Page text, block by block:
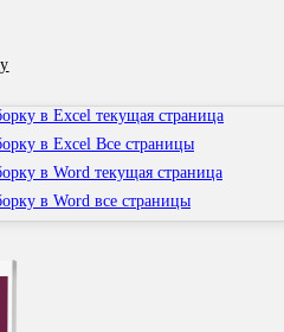
в Excel текущая страница
в Excel Все страницы
в Word текущая страница
в Word все страницы